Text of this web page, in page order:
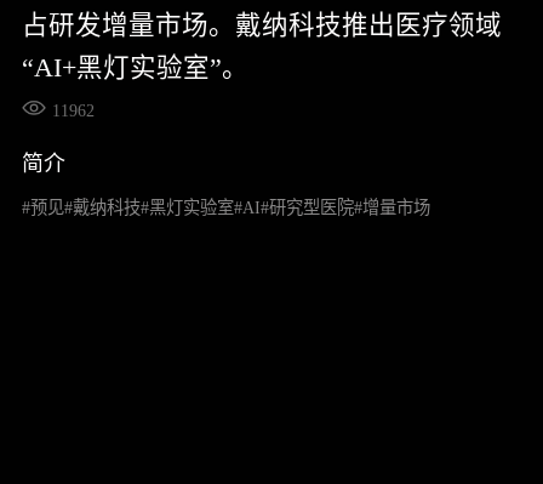
占研发增量市场。戴纳科技推出医疗领域
“AI+黑灯实验室”。
11962
简介
#预见#戴纳科技#黑灯实验室#AI#研究型医院#增量市场